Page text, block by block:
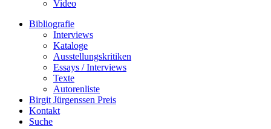
Video
Bibliografie
Interviews
Kataloge
Ausstellungskritiken
Essays / Interviews
Texte
Autorenliste
Birgit Jürgenssen Preis
Kontakt
Suche